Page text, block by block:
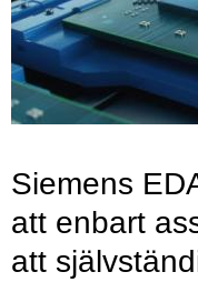
Siemens
att enbart
att